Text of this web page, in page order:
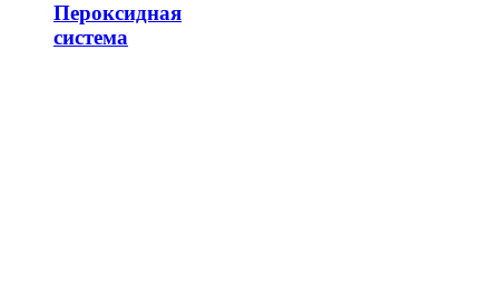
Пероксидная
система